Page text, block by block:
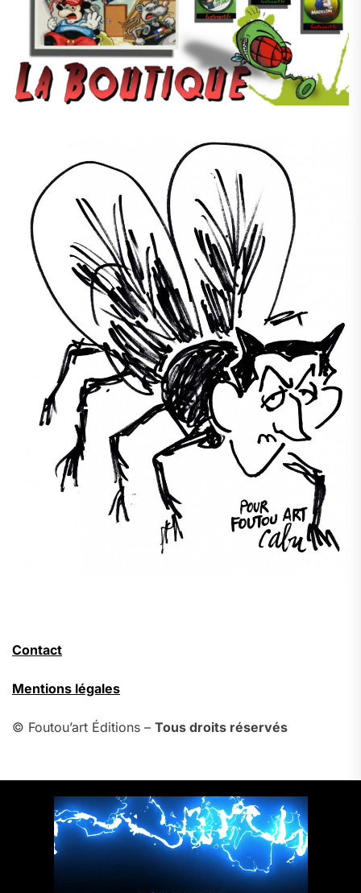
Contact
Mentions légales
© Foutou’art Éditions – Tous droits réservés